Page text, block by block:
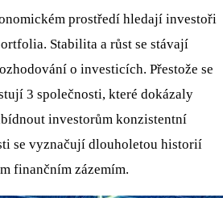
prostředí hledají investoři
Stabilita a růst se stávají
o investicích. Přestože se
3 společnosti, které dokázaly
investorům konzistentní
se vyznačují dlouholetou historií
finančním zázemím.